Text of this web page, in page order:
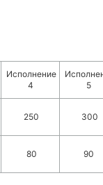
Исполнение
4
5
250 300
80 90